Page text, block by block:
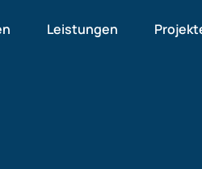
Leistungen